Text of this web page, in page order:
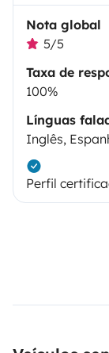
Nota global
5/5
Taxa de
100%
Línguas
Inglês,
Perfil